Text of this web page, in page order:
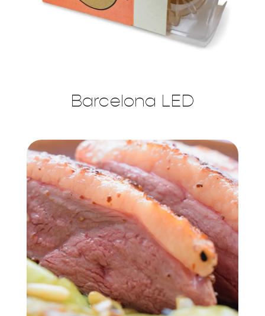
Barcelona LED